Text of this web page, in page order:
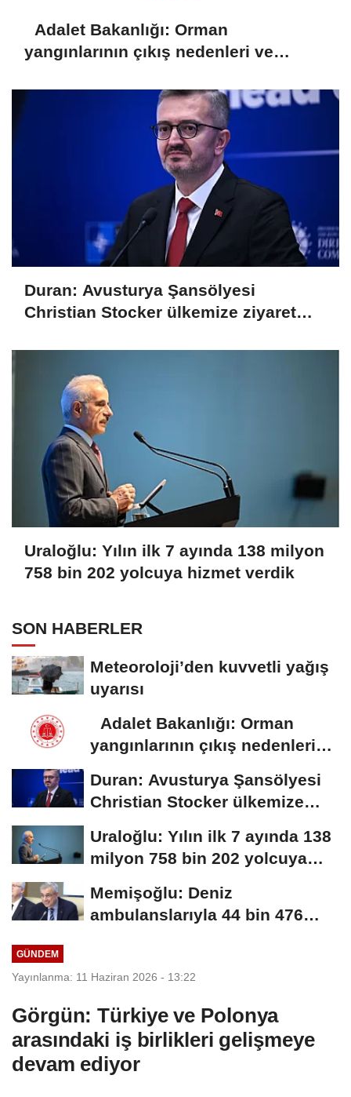
Adalet Bakanlığı: Orman
yangınlarının çıkış nedenleri ve
Duran: Avusturya Şansölyesi
Christian Stocker ülkemize ziyaret
Uraloğlu: Yılın ilk 7 ayında 138 milyon
758 bin 202 yolcuya hizmet verdik
SON HABERLER
Meteoroloji’den kuvvetli yağış
uyarısı
Adalet Bakanlığı: Orman
yangınlarının çıkış nedenleri
Duran: Avusturya Şansölyesi
Christian Stocker ülkemize
Uraloğlu: Yılın ilk 7 ayında 138
milyon 758 bin 202 yolcuya
Memişoğlu: Deniz
ambulanslarıyla 44 bin 476
GÜNDEM
Yayınlanma: 11 Haziran 2026 - 13:22
Görgün: Türkiye ve Polonya
arasındaki iş birlikleri gelişmeye
devam ediyor